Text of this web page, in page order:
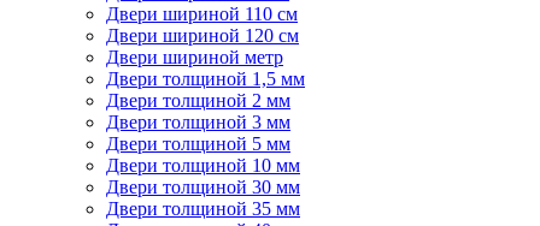
Двери шириной 110 см
Двери шириной 120 см
Двери шириной метр
Двери толщиной 1,5 мм
Двери толщиной 2 мм
Двери толщиной 3 мм
Двери толщиной 5 мм
Двери толщиной 10 мм
Двери толщиной 30 мм
Двери толщиной 35 мм